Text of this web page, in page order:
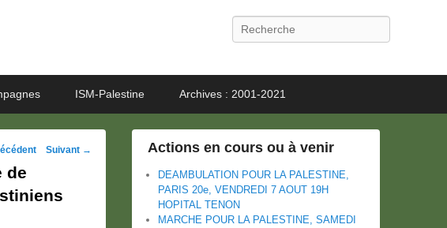
Recherche
ISM-Palestine Archives : 2001-2021
Suivant →
de
Actions en cours ou à venir
DEAMBULATION POUR LA PALESTINE,
PARIS 20e, VENDREDI 7 AOUT 19H
HOPITAL TENON
MARCHE POUR LA PALESTINE, SAMEDI